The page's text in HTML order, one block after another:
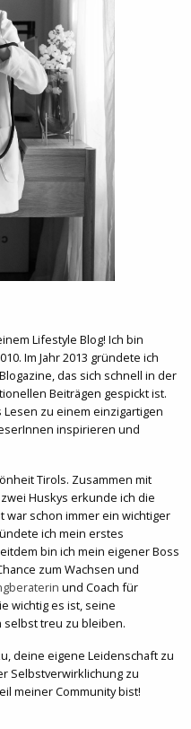
Lifestyle Blog! Ich bin
Im Jahr 2013 gründete ich
das sich schnell in der
Beiträgen gespickt ist.
zu einem einzigartigen
inspirieren und
Tirols. Zusammen mit
Huskys erkunde ich die
war schon immer ein wichtiger
ich mein erstes
bin ich mein eigener Boss
zum Wachsen und
und Coach für
wichtig es ist, seine
treu zu bleiben.
deine eigene Leidenschaft zu
Selbstverwirklichung zu
meiner Community bist!